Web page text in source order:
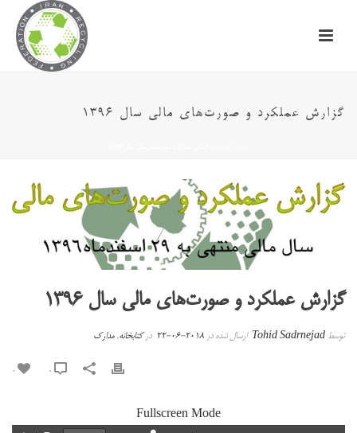
گزارش عملکرد و صورت‌های مالی سال ۱۳۹۶
گزارش عملکرد و صورت‌های مالی سال ۱۳۹۶
توسط Tohid Sadrnejad ارسال شده در 2018-06-22 درکتابخانه,مدارک
0
Fullscreen Mode